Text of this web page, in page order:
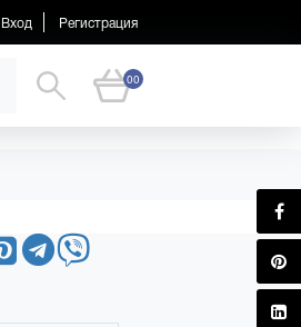
Вход Регистрация
00